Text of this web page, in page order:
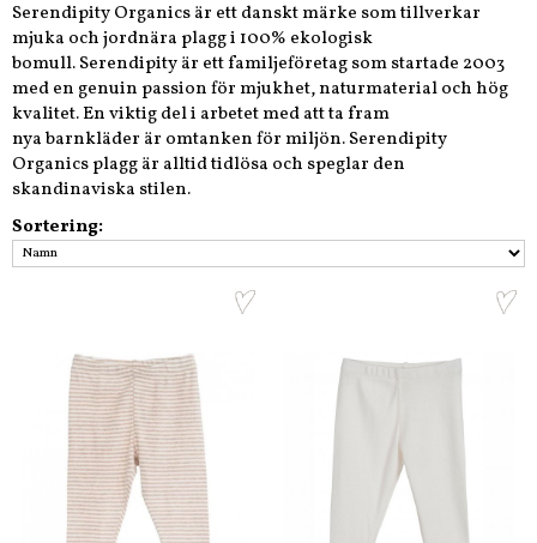
Serendipity Organics är ett danskt märke som tillverkar
mjuka och jordnära plagg i 100% ekologisk
bomull. Serendipity är ett familjeföretag som startade 2003
med en genuin passion för mjukhet, naturmaterial och hög
kvalitet. En viktig del i arbetet med att ta fram
nya barnkläder är omtanken för miljön. Serendipity
Organics plagg är alltid tidlösa och speglar den
skandinaviska stilen.
Sortering: